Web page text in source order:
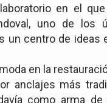
en el
uno de los
un centro de
en la
anclajes más
como arma de